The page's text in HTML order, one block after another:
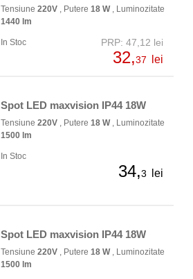
Tensiune 220V , Putere 18 W, Luminozitate
1440 lm
In Stoc PRP: 47,12 lei
32,37 lei
Spot LED maxvision IP44 18W
Tensiune 220V , Putere 18 W, Luminozitate
1500 lm
In Stoc
34,3 lei
Spot LED maxvision IP44 18W
Tensiune 220V , Putere 18 W, Luminozitate
1500 lm